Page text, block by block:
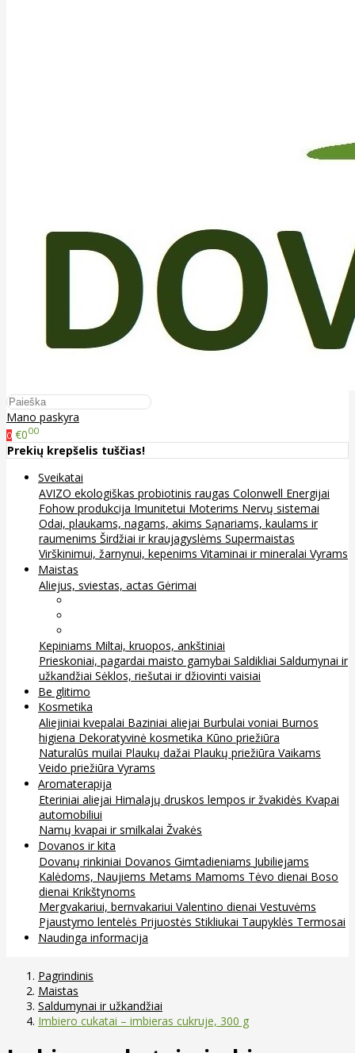
Mano paskyra
0 €000
Prekių krepšelis tuščias!
Sveikatai
AVIZO ekologiškas probiotinis raugas Colonwell Energijai
Fohow produkcija Imunitetui Moterims Nervų sistemai
Odai, plaukams, nagams, akims Sąnariams, kaulams ir
raumenims Širdžiai ir kraujagyslėms Supermaistas
Virškinimui, žarnynui, kepenims Vitaminai ir mineralai Vyrams
Maistas
Aliejus, sviestas, actas Gėrimai
Kepiniams Miltai, kruopos, ankštiniai
Prieskoniai, pagardai maisto gamybai Saldikliai Saldumynai ir
užkandžiai Sėklos, riešutai ir džiovinti vaisiai
Be glitimo
Kosmetika
Aliejiniai kvepalai Baziniai aliejai Burbulai voniai Burnos
higiena Dekoratyvinė kosmetika Kūno priežiūra
Naturalūs muilai Plaukų dažai Plaukų priežiūra Vaikams
Veido priežiūra Vyrams
Aromaterapija
Eteriniai aliejai Himalajų druskos lempos ir žvakidės Kvapai
automobiliui
Namų kvapai ir smilkalai Žvakės
Dovanos ir kita
Dovanų rinkiniai Dovanos Gimtadieniams Jubiliejams
Kalėdoms, Naujiems Metams Mamoms Tėvo dienai Boso
dienai Krikštynoms
Mergvakariui, bernvakariui Valentino dienai Vestuvėms
Pjaustymo lentelės Prijuostės Stikliukai Taupyklės Termosai
Naudinga informacija
Pagrindinis
Maistas
Saldumynai ir užkandžiai
Imbiero cukatai – imbieras cukruje, 300 g